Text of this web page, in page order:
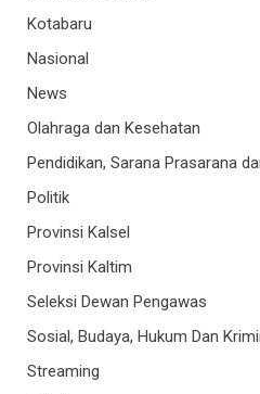
Kotabaru
Nasional
News
Olahraga dan Kesehatan
Pendidikan, Sarana Prasarana
Politik
Provinsi Kalsel
Provinsi Kaltim
Seleksi Dewan Pengawas
Sosial, Budaya, Hukum Dan
Streaming